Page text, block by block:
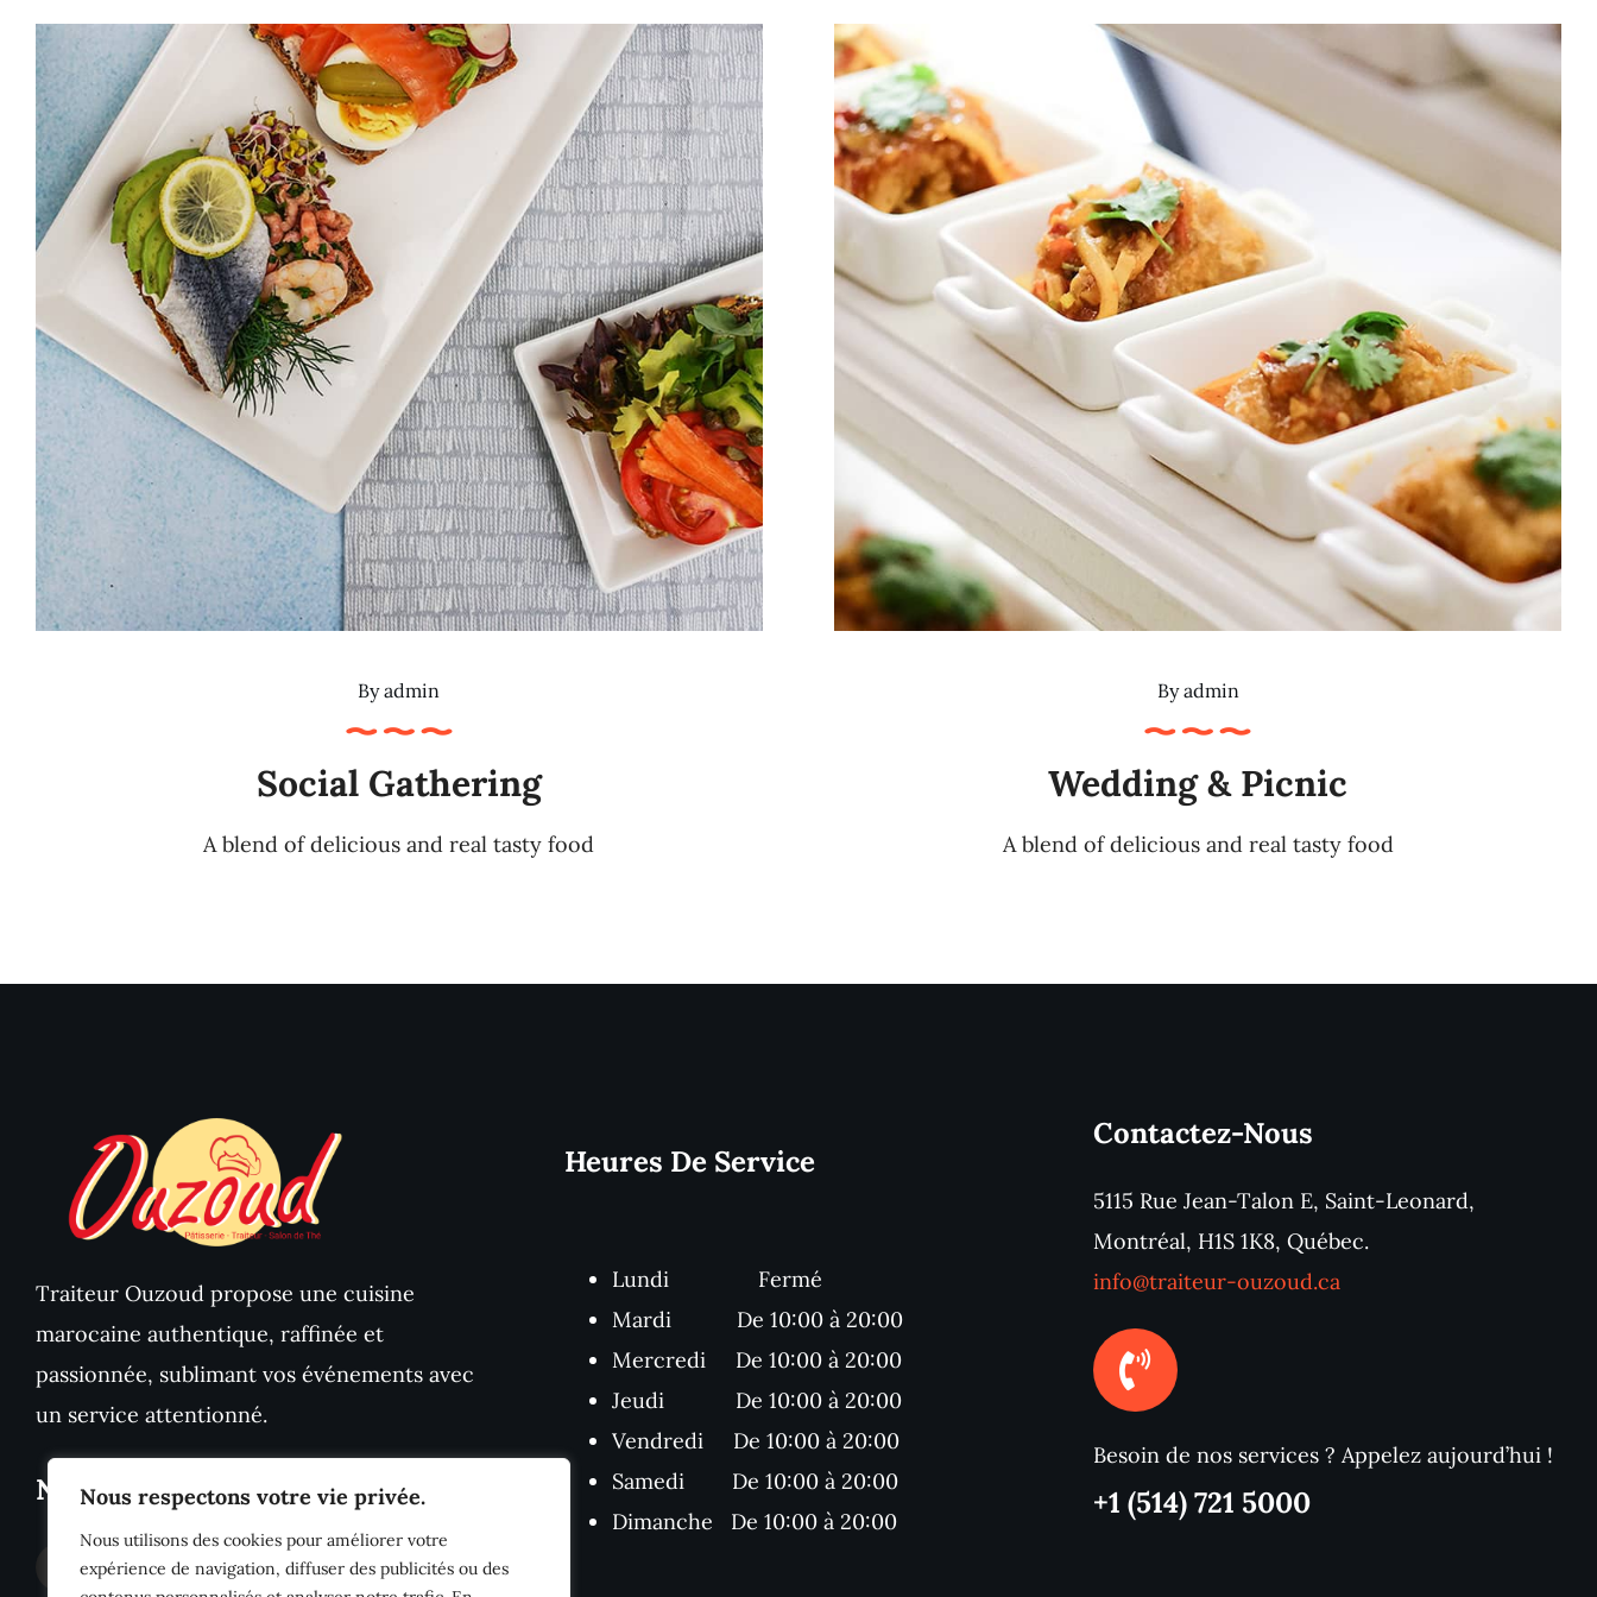
Nous respectons votre vie privée.
Nous utilisons des cookies pour améliorer votre
expérience de navigation, diffuser des publicités ou des
Byadmin
Social Gathering
A blend of delicious and real tasty food
Byadmin
Wedding & Picnic
A blend of delicious and real tasty food
Traiteur Ouzoud propose une cuisine
marocaine authentique, raffinée et
passionnée, sublimant vos événements avec
un service attentionné.
Nous Sommes Sociaux
Heures De Service
Lundi Fermé
Mardi De 10:00 à 20:00
Mercredi De 10:00 à 20:00
Jeudi De 10:00 à 20:00
Vendredi De 10:00 à 20:00
Samedi De 10:00 à 20:00
Dimanche De 10:00 à 20:00
Contactez-Nous
5115 Rue Jean-Talon E, Saint-Leonard,
Montréal, H1S 1K8, Québec.
info@traiteur-ouzoud.ca
Besoin de nos services ? Appelez aujourd’hui !
+1 (514) 721 5000